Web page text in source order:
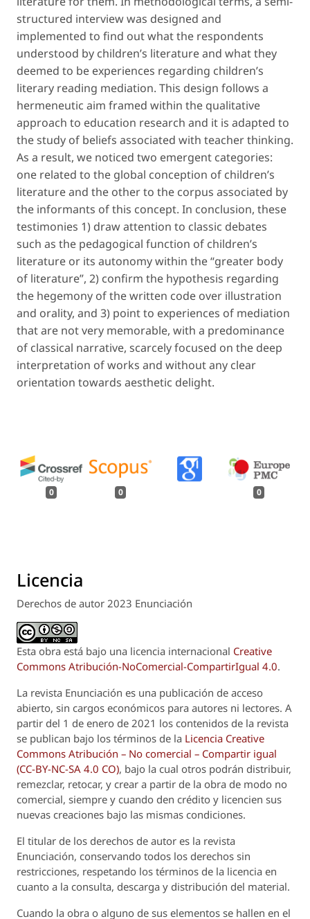
structured interview was designed and
implemented to find out what the respondents
understood by children’s literatureand what they
deemed to be experiences regarding children’s
literary reading mediation. This design follows a
hermeneutic aim framed within the qualitative
approach to education research and it is adapted to
the study of beliefs associated with teacher thinking.
As a result, we noticed two emergent categories:
one related to the global conception of children’s
literatureand the other to the corpus associated by
the informants of this concept. In conclusion, these
testimonies 1) draw attention to classic debates
such as the pedagogical function of children’s
literature or its autonomy within the “greater body
of literature”, 2) confirm the hypothesis regarding
the hegemony of the written code over illustration
and orality, and 3) point to experiences of mediation
that are not very memorable, with a predominance
of classical narrative, scarcely focused on the deep
interpretation of works and without any clear
orientation towards aesthetic delight.
0 0 0
Licencia
Derechos de autor 2023 Enunciación
Esta obra está bajo una licencia internacional Creative
Commons Atribución-NoComercial-CompartirIgual 4.0.
La revista Enunciación es una publicación de acceso
abierto, sin cargos económicos para autores ni lectores. A
partir del 1 de enero de 2021 los contenidos de la revista
se publican bajo los términos de la Licencia Creative
Commons Atribución – No comercial – Compartir igual
(CC-BY-NC-SA 4.0 CO), bajo la cual otros podrán distribuir,
remezclar, retocar, y crear a partir de la obra de modo no
comercial, siempre y cuando den crédito y licencien sus
nuevas creaciones bajo las mismas condiciones.
El titular de los derechos de autor es la revista
Enunciación, conservando todos los derechos sin
restricciones, respetando los términos de la licencia en
cuanto a la consulta, descarga y distribución del material.
Cuando la obra o alguno de sus elementos se hallen en el